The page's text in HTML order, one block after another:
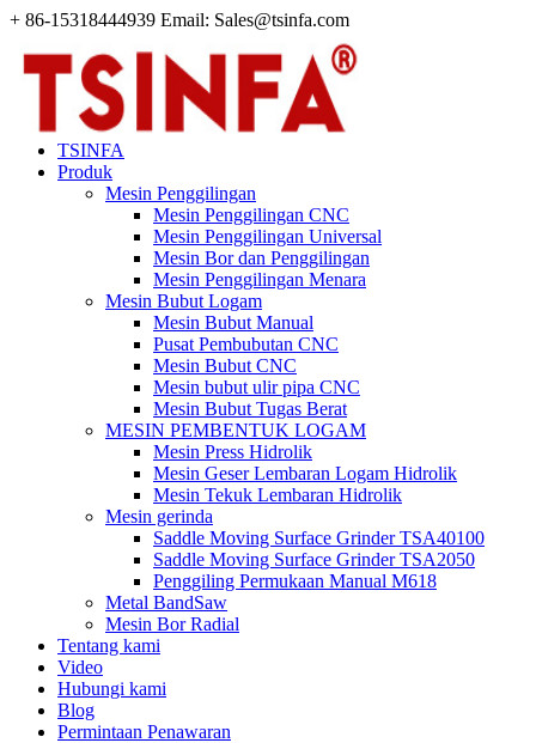
+ 86-15318444939 Email: Sales@tsinfa.com
TSINFA
Produk
Mesin Penggilingan
Mesin Penggilingan CNC
Mesin Penggilingan Universal
Mesin Bor dan Penggilingan
Mesin Penggilingan Menara
Mesin Bubut Logam
Mesin Bubut Manual
Pusat Pembubutan CNC
Mesin Bubut CNC
Mesin bubut ulir pipa CNC
Mesin Bubut Tugas Berat
MESIN PEMBENTUK LOGAM
Mesin Press Hidrolik
Mesin Geser Lembaran Logam Hidrolik
Mesin Tekuk Lembaran Hidrolik
Mesin gerinda
Saddle Moving Surface Grinder TSA40100
Saddle Moving Surface Grinder TSA2050
Penggiling Permukaan Manual M618
Metal BandSaw
Mesin Bor Radial
Tentang kami
Video
Hubungi kami
Blog
Permintaan Penawaran